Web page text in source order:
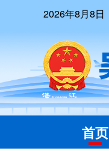
2026年8月8日
首页